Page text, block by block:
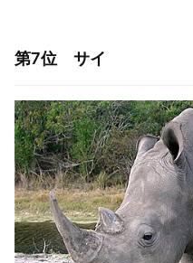
第7位 サイ